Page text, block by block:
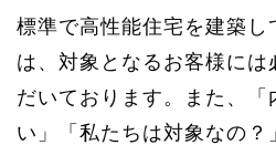
標準で高性能住宅を建築
は、対象となるお客様には
だいております。また、「
い」「私たちは対象なの